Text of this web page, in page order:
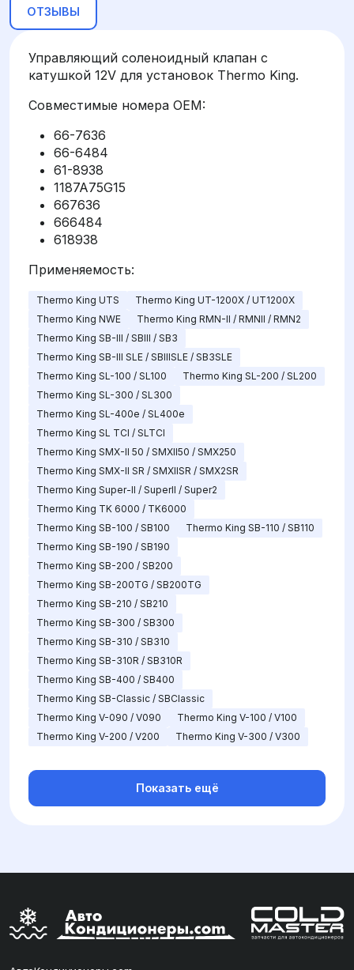
ОТЗЫВЫ
Управляющий соленоидный клапан с
катушкой 12V для установок Thermo King.
Совместимые номера OEM:
66-7636
66-6484
61-8938
1187A75G15
667636
666484
618938
Применяемость:
Thermo King UTS
Thermo King UT-1200X / UT1200X
Thermo King NWE
Thermo King RMN-II / RMNII / RMN2
Thermo King SB-III / SBIII / SB3
Thermo King SB-III SLE / SBIIISLE / SB3SLE
Thermo King SL-100 / SL100
Thermo King SL-200 / SL200
Thermo King SL-300 / SL300
Thermo King SL-400e / SL400e
Thermo King SL TCI / SLTCI
Thermo King SMX-II 50 / SMXII50 / SMX250
Thermo King SMX-II SR / SMXIISR / SMX2SR
Thermo King Super-II / SuperII / Super2
Thermo King TK 6000 / TK6000
Thermo King SB-100 / SB100
Thermo King SB-110 / SB110
Thermo King SB-190 / SB190
Thermo King SB-200 / SB200
Thermo King SB-200TG / SB200TG
Thermo King SB-210 / SB210
Thermo King SB-300 / SB300
Thermo King SB-310 / SB310
Thermo King SB-310R / SB310R
Thermo King SB-400 / SB400
Thermo King SB-Classic / SBClassic
Thermo King V-090 / V090
Thermo King V-100 / V100
Thermo King V-200 / V200
Thermo King V-300 / V300
Показать ещё